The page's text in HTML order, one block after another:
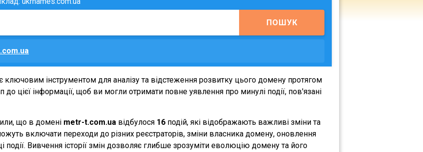
ПОШУК
ключовим інструментом для аналізу та відстеження розвитку цього домену протягом
цієї інформації, щоб ви могли отримати повне уявлення про минулі події, пов'язані
що в домені metr-t.com.ua відбулося 16 подій, які відображають важливі зміни та
включати переходи до різних реєстраторів, зміни власника домену, оновлення
події. Вивчення історії змін дозволяє глибше зрозуміти еволюцію домену та його